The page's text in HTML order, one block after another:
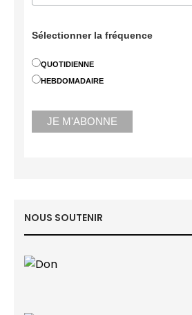
Sélectionner la fréquence
QUOTIDIENNE
HEBDOMADAIRE
NOUS SOUTENIR